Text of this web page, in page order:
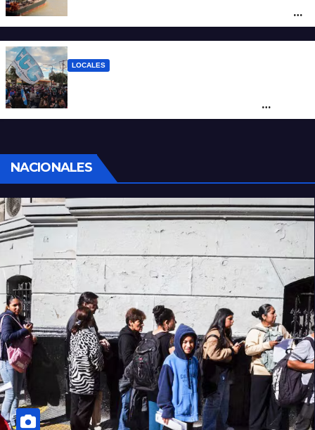
posicionar los puertos del sur de Santa Fe
como salida para las exportaciones
LOCALES
sociales y sindicales
NACIONALES